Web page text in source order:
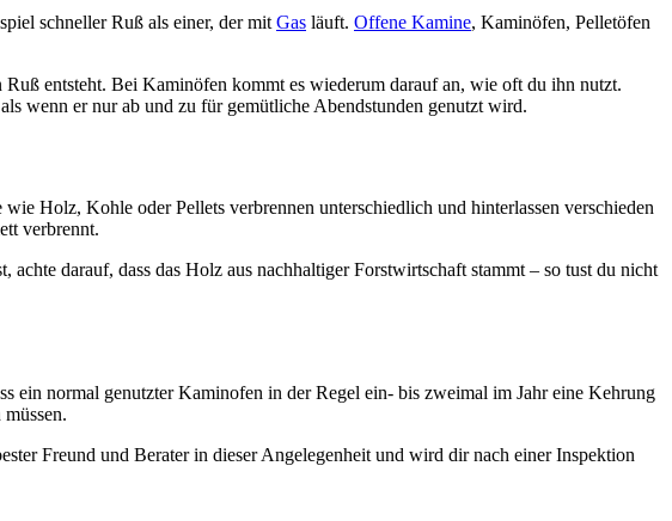
schneller Ruß als einer, der mit Gas läuft. Offene Kamine, Kaminöfen, Pelletöfen
entsteht. Bei Kaminöfen kommt es wiederum darauf an, wie oft du ihn nutzt.
wenn er nur ab und zu für gemütliche Abendstunden genutzt wird.
Holz, Kohle oder Pellets verbrennen unterschiedlich und hinterlassen verschieden
verbrennt.
darauf, dass das Holz aus nachhaltiger Forstwirtschaft stammt – so tust du nicht
ein normal genutzter Kaminofen in der Regel ein- bis zweimal im Jahr eine Kehrung
Freund und Berater in dieser Angelegenheit und wird dir nach einer Inspektion